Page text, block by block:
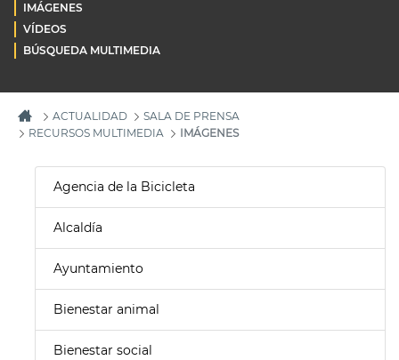
IMÁGENES
VÍDEOS
BÚSQUEDA MULTIMEDIA
ACTUALIDAD
SALA DE PRENSA
RECURSOS MULTIMEDIA
IMÁGENES
Agencia de la Bicicleta
Alcaldía
Ayuntamiento
Bienestar animal
Bienestar social